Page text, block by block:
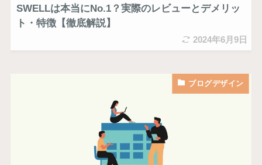
SWELLは本当にNo.1？実際のレビューとデメリッ
ト・特徴【徹底解説】
2024年6月9日
ブログデザイン